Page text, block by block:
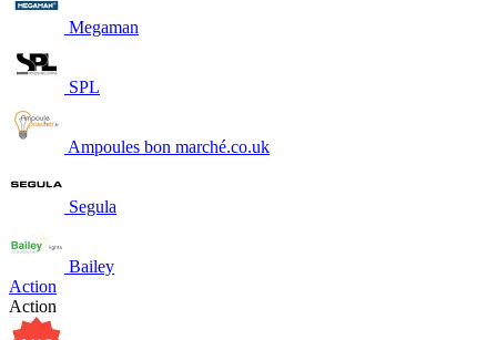
Megaman
SPL
Ampoules bon marché.co.uk
Segula
Bailey
Action
Action